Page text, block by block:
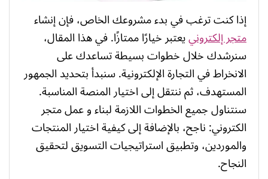
إذا كنت ترغب في بدء مشروعك الخاص، فإن إنشاء
متجر إلكترونييعتبر خيارًا ممتازًا. في هذا المقال،
سنرشدك خلال خطوات بسيطة تساعدك على
الانخراط في التجارة الإلكترونية. سنبدأ بتحديد الجمهور
المستهدف، ثم ننتقل إلى اختيار المنصة المناسبة.
سنتناول جميع الخطوات اللازمة لبناء و عمل متجر
الكتروني: ناجح، بالإضافة إلى كيفية اختيار المنتجات
والموردين، وتطبيق استراتيجيات التسويق لتحقيق
النجاح.